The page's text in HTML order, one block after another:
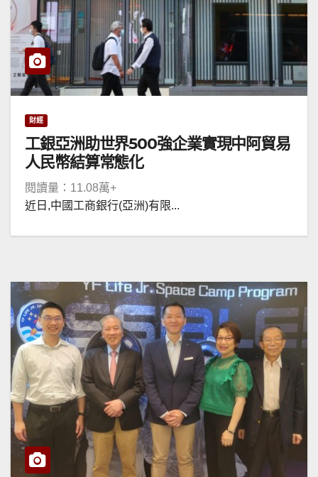
財經
工銀亞洲助世界500強企業實現中阿貿易
人民幣結算常態化
閱讀量：11.08萬+
近日,中國工商銀行(亞洲)有限...